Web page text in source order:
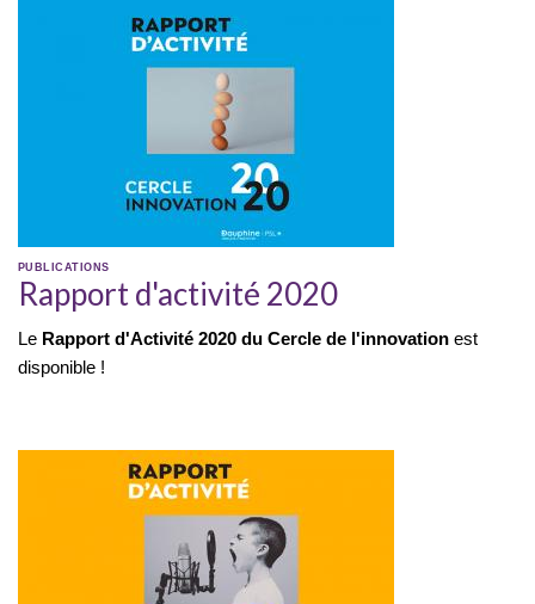
PUBLICATIONS
Rapport d'activité 2020
Le Rapport d'Activité 2020 du Cercle de l'innovation est
disponible !